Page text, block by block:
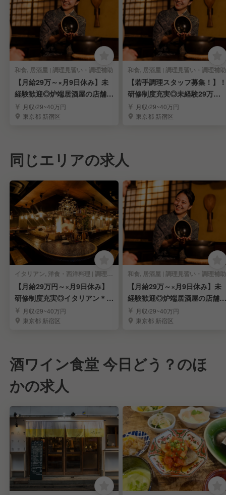
和食, 居酒屋 | 調理見習い・調理補助
【月給29万～×月9日休み】未
経験歓迎◎炉端居酒屋の店舗ス
タッフ募集！
月収/29~40万円
東京都 新宿区
和食, 居酒屋 | 調理見習い・調理補助
【若手調理スタッフ募集！】！
研修制度充実◎未経験29万円
＊月9休み
月収/29~40万円
東京都 新宿区
同じエリアの求人
イタリアン, 洋食・西洋料理 | 調理見習い・調理補助
【月給29万円～×月9日休み】
研修制度充実◎イタリアン＊店
舗スタッフ募集
月収/29~40万円
東京都 新宿区
和食, 居酒屋 | 調理見習い・調理補助
【月給29万～×月9日休み】未
経験歓迎◎炉端居酒屋の店舗ス
タッフ募集！
月収/29~40万円
東京都 新宿区
酒ワイン食堂 今日どう？のほ
かの求人